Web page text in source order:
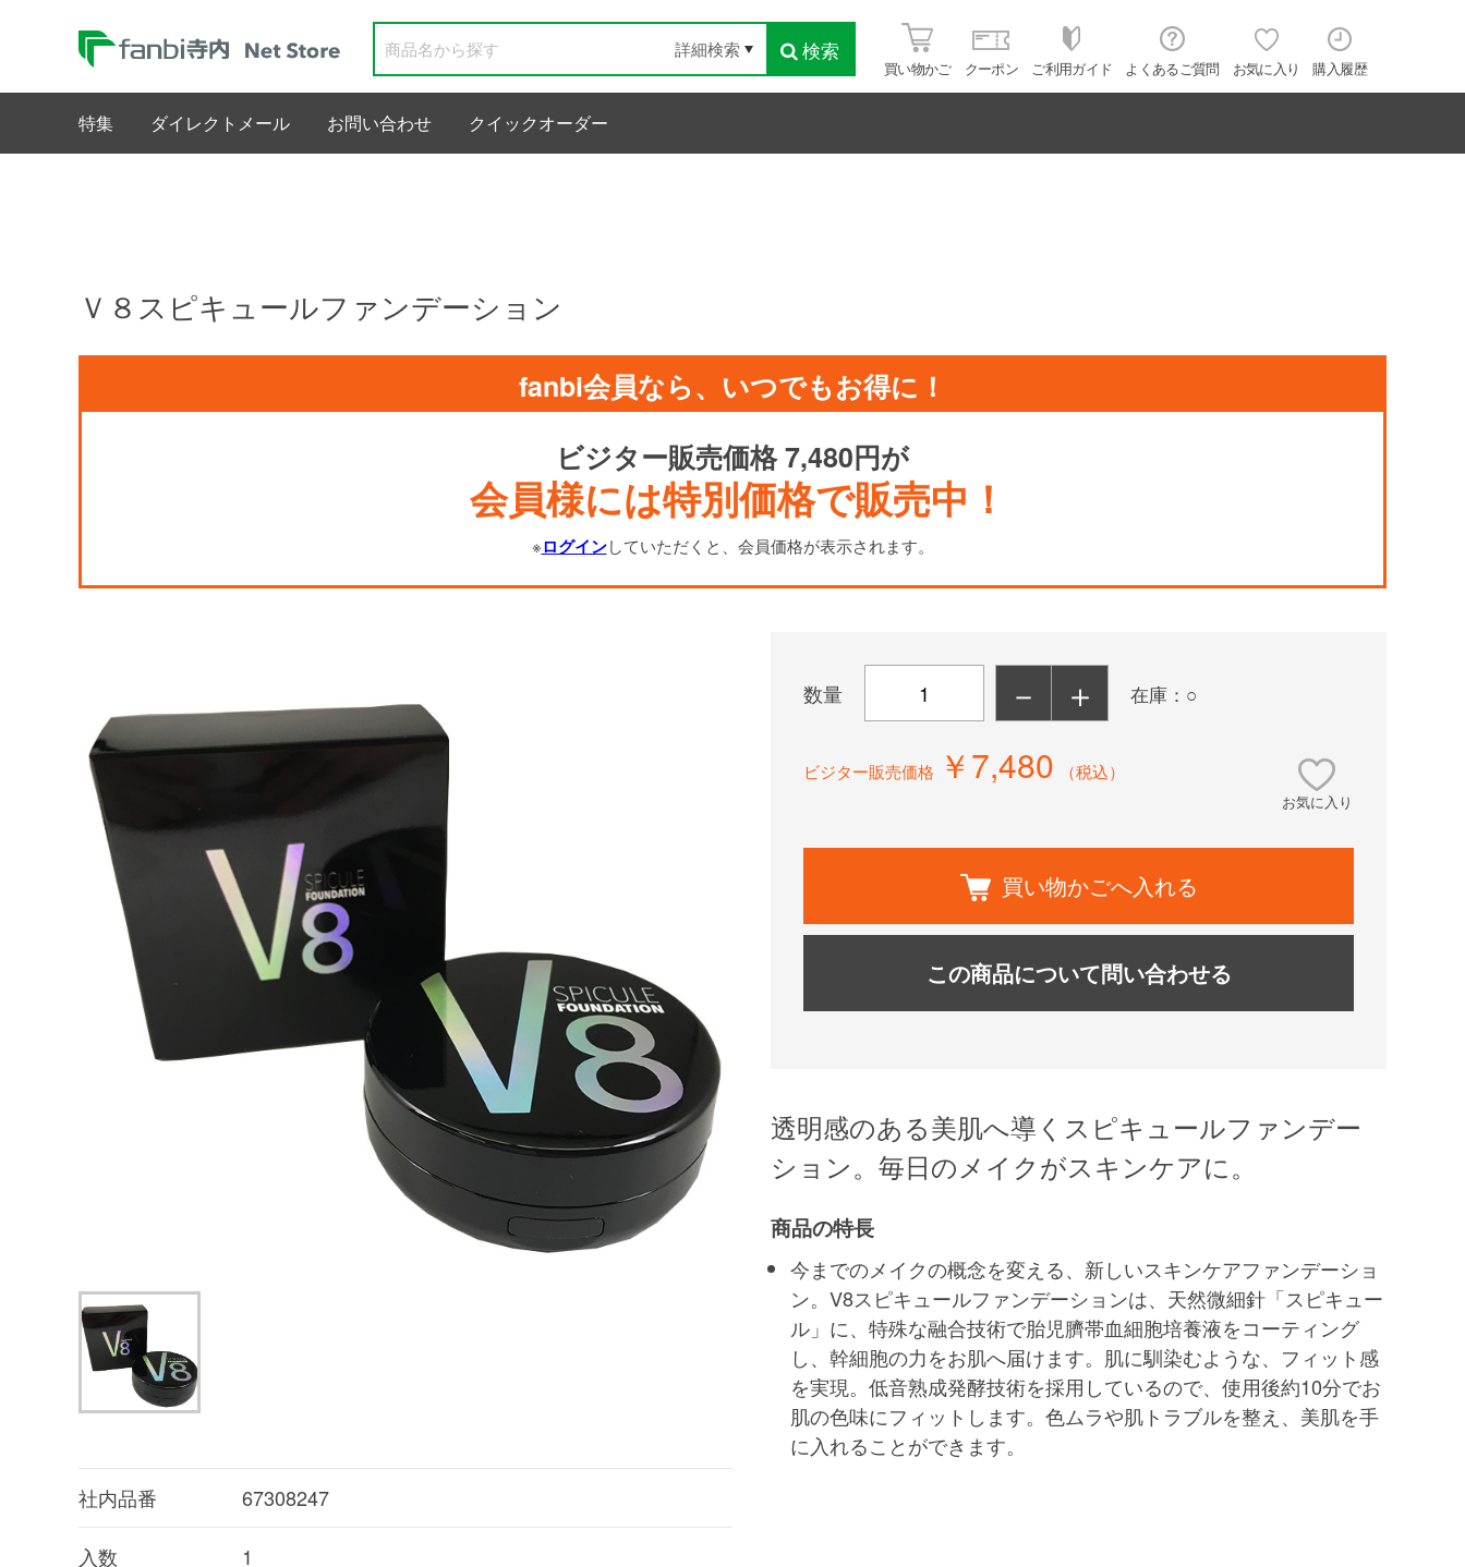
検索
詳細検索
買い物かご クーポン ご利用ガイド よくあるご質問 お気に入り 購入履歴
特集 ダイレクトメール お問い合わせ クイックオーダー
Ｖ８スピキュールファンデーション
fanbi会員なら、いつでもお得に！
ビジター販売価格 7,480円が
会員様には特別価格で販売中！
※ログインしていただくと、会員価格が表示されます。
社内品番 67308247
入数 1
数量 － ＋ 在庫：○
ビジター販売価格 ￥7,480 （税込）
お気に入り
買い物かごへ入れる
この商品について問い合わせる
透明感のある美肌へ導くスピキュールファンデー
ション。毎日のメイクがスキンケアに。
商品の特長
今までのメイクの概念を変える、新しいスキンケアファンデーショ
ン。V8スピキュールファンデーションは、天然微細針「スピキュー
ル」に、特殊な融合技術で胎児臍帯血細胞培養液をコーティング
し、幹細胞の力をお肌へ届けます。肌に馴染むような、フィット感
を実現。低音熟成発酵技術を採用しているので、使用後約10分でお
肌の色味にフィットします。色ムラや肌トラブルを整え、美肌を手
に入れることができます。